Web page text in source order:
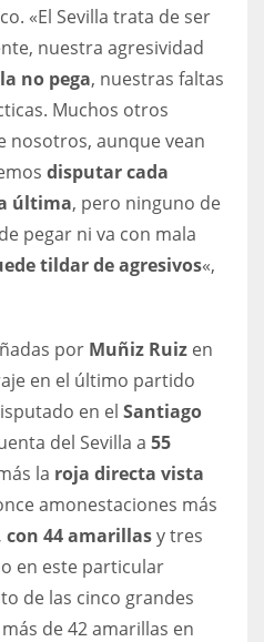
«El Sevilla trata de ser
nuestra agresividad
no pega, nuestras faltas
Muchos otros
nosotros, aunque vean
disputar cada
última, pero ninguno de
pegar ni va con mala
tildar de agresivos«,
por Muñiz Ruiz en
en el último partido
en el Santiago
del Sevilla a 55
la roja directa vista
amonestaciones más
con 44 amarillasy tres
en este particular
de las cinco grandes
de 42 amarillas en